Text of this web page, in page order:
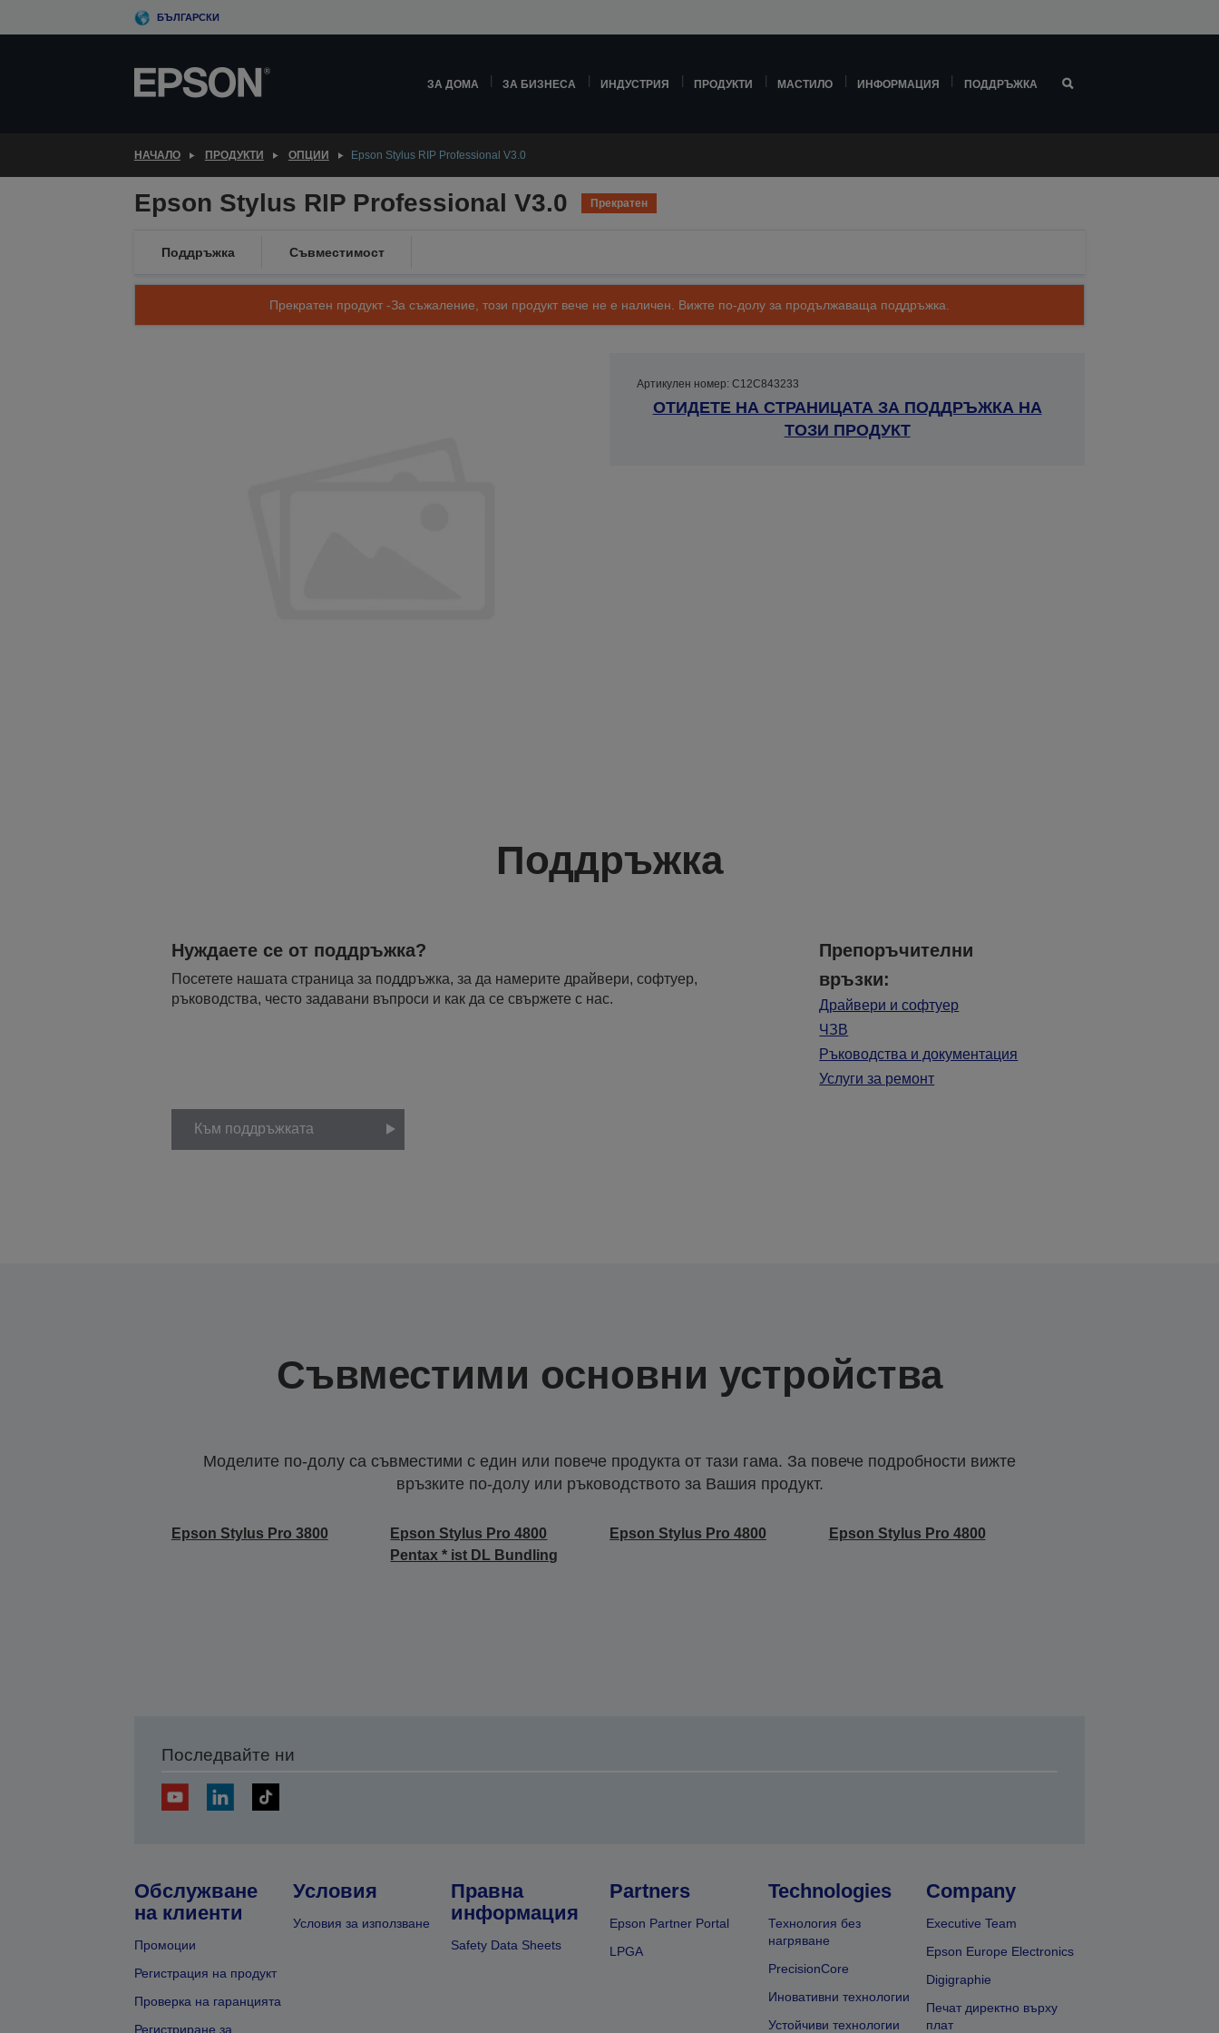
to
БЪЛГАРСКИ
ЗА ДОМА ЗА БИЗНЕСА ИНДУСТРИЯ ПРОДУКТИ МАСТИЛО ИНФОРМАЦИЯ ПОДДРЪЖКА
НАЧАЛО ПРОДУКТИ ОПЦИИ Epson Stylus RIP Professional V3.0
Epson Stylus RIP Professional V3.0 Прекратен
Поддръжка Съвместимост
Прекратен продукт -За съжаление, този продукт вече не е наличен. Вижте по-долу за продължаваща поддръжка.
Артикулен номер: C12C843233
ОТИДЕТЕ НА СТРАНИЦАТА ЗА ПОДДРЪЖКА НА
ТОЗИ ПРОДУКТ
Поддръжка
Нуждаете се от поддръжка?
Посетете нашата страница за поддръжка, за да намерите драйвери, софтуер,
ръководства, често задавани въпроси и как да се свържете с нас.
Препоръчителни
връзки:
Драйвери и софтуер
ЧЗВ
Ръководства и документация
Услуги за ремонт
Към поддръжката
Съвместими основни устройства
Моделите по-долу са съвместими с един или повече продукта от тази гама. За повече подробности вижте
връзките по-долу или ръководството за Вашия продукт.
Epson Stylus Pro 3800
Epson Stylus Pro 4800
Pentax * ist DL Bundling
Epson Stylus Pro 4800 Epson Stylus Pro 4800
Последвайте ни
Обслужване
на клиенти
Промоции
Регистрация на продукт
Проверка на гаранцията
Регистриране за
Условия
Условия за използване
Правна
информация
Safety Data Sheets
Partners
Epson Partner Portal
LPGA
Technologies
Технология без
нагряване
PrecisionCore
Иновативни технологии
Устойчиви технологии
Company
Executive Team
Epson Europe Electronics
Digigraphie
Печат директно върху
плат